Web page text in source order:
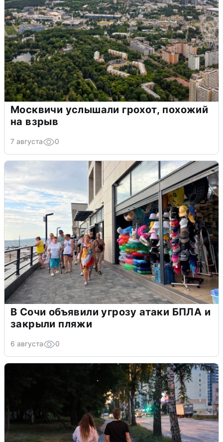
Москвичи услышали грохот, похожий
на взрыв
7 августа 0
В Сочи объявили угрозу атаки БПЛА и
закрыли пляжи
6 августа 0